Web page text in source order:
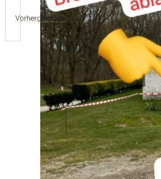
Vorhergehende